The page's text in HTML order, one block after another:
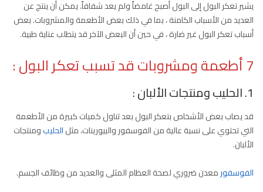
يشير تعكر البول إلى البول أصبح غامضاً ولم يعد شفافاً. يمكن أن ينتج عن
العديد من الأسباب الكامنة ، بما في ذلك بعض الأطعمة والمشروبات. بعض
أسباب تعكر البول غير ضارة ، في حين أن البعض الآخر قد يتطلب عناية طبية.
7 أطعمة ومشروبات قد تسبب تعكر البول :
1. الحليب ومنتجات الألبان :
قد يصاب بعض الأشخاص بتعكر البول بعد تناول كميات كبيرة من الأطعمة
التي تحتوي على نسبة عالية من الفوسفور والبيورينات، مثلالحليبومنتجات
الألبان.
الفوسفورمعدن ضروري لصحة العظام المثلى والعديد من وظائف الجسم.